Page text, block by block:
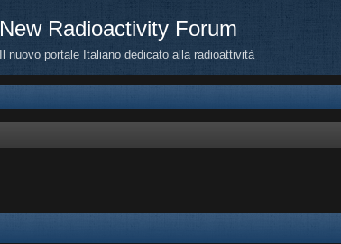
New Radioactivity Forum
Il nuovo portale Italiano dedicato alla radioattività